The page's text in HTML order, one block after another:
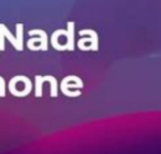
Cara
Menjaga Hubungan